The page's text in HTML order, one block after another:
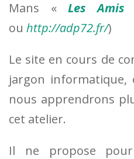
Mans «Les Amis
ou http://adp72.fr/)
Le site en cours de
jargon informatique,
nous apprendrons
cet atelier.
Il ne propose pour